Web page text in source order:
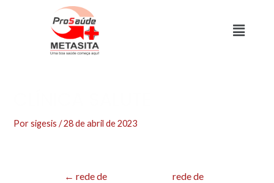
Porsigesis/28 de abril de 2023
← rede de
rede de